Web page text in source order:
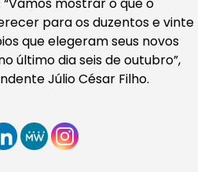
para os duzentos e vinte
que elegeram seus novos
último dia seis de outubro”,
Júlio César Filho.